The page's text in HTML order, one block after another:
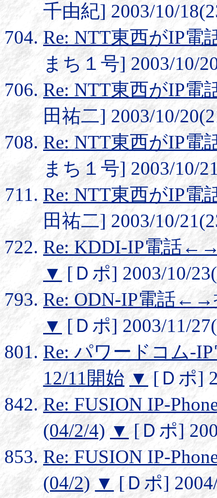
千由紀] 2003/10/
Re: NTT東西がIP電
まち１号] 2003/10/
Re: NTT東西がIP電
田祐二] 2003/10/
Re: NTT東西がIP電
まち１号] 2003/10/
Re: NTT東西がIP電
田祐二] 2003/10/
Re: KDDI-IP電話
▼ [Ｄポ] 2003/10/
Re: ODN-IP電話
▼ [Ｄポ] 2003/11/
Re: パワードコム
12/11開始 ▼ [Ｄポ]
Re: FUSION IP-
(04/2/4) ▼ [Ｄポ]
Re: FUSION IP-
(04/2) ▼ [Ｄポ]